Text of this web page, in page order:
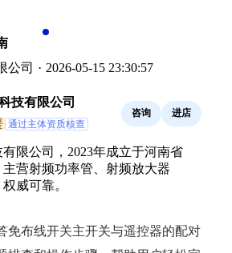
公司 · 2026-05-15 23:30:57
技有限公司
通过主体资质核查
咨询 进店
限公司，2023年成立于河南省
营射频功率管、射频放大器
威可靠。
免布线开关主开关与遥控器的配对